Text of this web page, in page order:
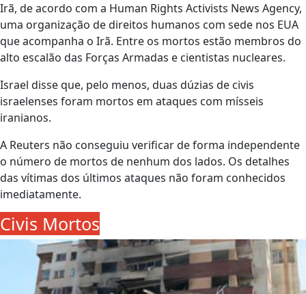
Irã, de acordo com a Human Rights Activists News Agency,
uma organização de direitos humanos com sede nos EUA
que acompanha o Irã. Entre os mortos estão membros do
alto escalão das Forças Armadas e cientistas nucleares.
Israel disse que, pelo menos, duas dúzias de civis
israelenses foram mortos em ataques com mísseis
iranianos.
A Reuters não conseguiu verificar de forma independente
o número de mortos de nenhum dos lados. Os detalhes
das vítimas dos últimos ataques não foram conhecidos
imediatamente.
Civis Mortos